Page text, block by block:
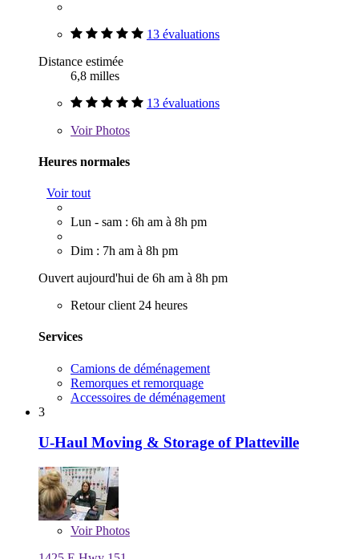
13 évaluations
Distance estimée
6,8 milles
13 évaluations
VoirPhotos
Heures normales
Voir tout
Lun - sam : 6h am à 8h pm
Dim : 7h am à 8h pm
Ouvert aujourd'hui de 6h am à 8h pm
Retour client 24 heures
Services
Camions de déménagement
Remorques et remorquage
Accessoires de déménagement
3
U-Haul Moving & Storage of Platteville
VoirPhotos